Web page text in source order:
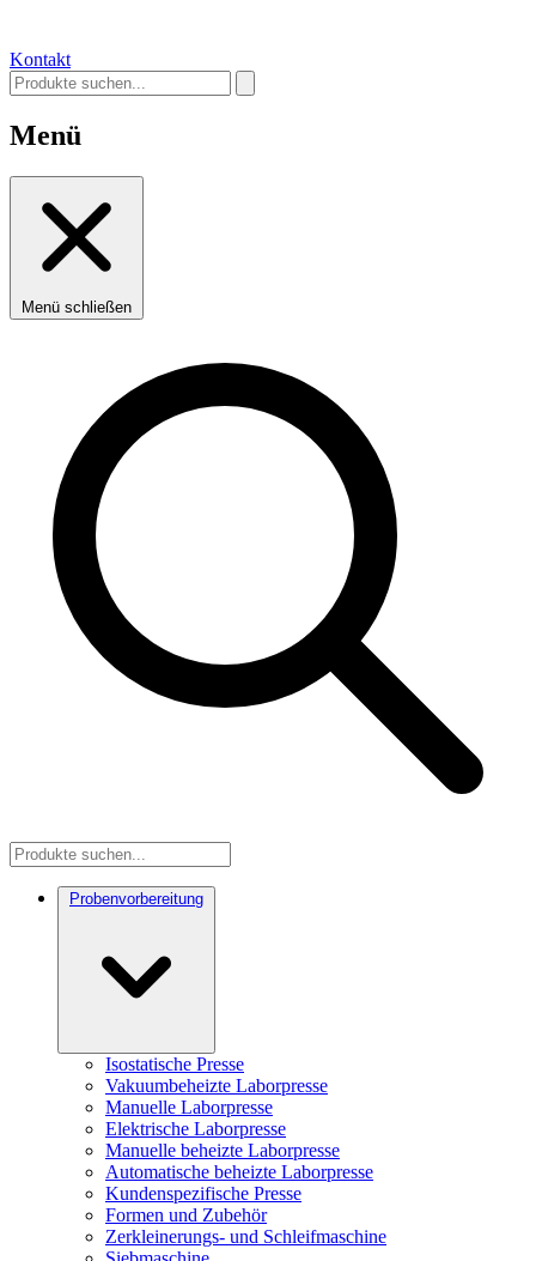
Kontakt
Menü
Menü schließen
Probenvorbereitung
Isostatische Presse
Vakuumbeheizte Laborpresse
Manuelle Laborpresse
Elektrische Laborpresse
Manuelle beheizte Laborpresse
Automatische beheizte Laborpresse
Kundenspezifische Presse
Formen und Zubehör
Zerkleinerungs- und Schleifmaschine